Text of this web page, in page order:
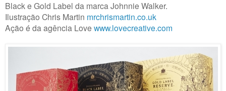
Black e Gold Label da marca Johnnie Walker.
Ilustração Chris Martin mrchrismartin.co.uk
Ação é da agência Love www.lovecreative.com